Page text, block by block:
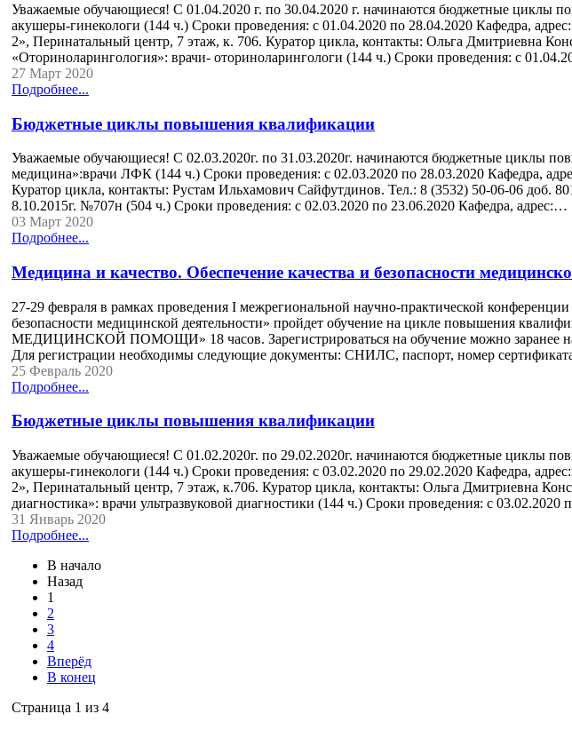
Уважаемые обучающиеся! С 01.04.2020 г. по 30.04.2020 г. начинаются бюджетные циклы
акушеры-гинекологи (144 ч.) Сроки проведения: с 01.04.2020 по 28.04.2020 Кафедра,
2», Перинатальный центр, 7 этаж, к. 706. Куратор цикла, контакты: Ольга Дмитриевна
«Оториноларингология»: врачи- оториноларингологи (144 ч.) Сроки проведения: с
27 Март 2020
Подробнее...
Бюджетные циклы повышения квалификации
Уважаемые обучающиеся! С 02.03.2020г. по 31.03.2020г. начинаются бюджетные циклы
медицина»:врачи ЛФК (144 ч.) Сроки проведения: с 02.03.2020 по 28.03.2020 Кафедра,
Куратор цикла, контакты: Рустам Ильхамович Сайфутдинов. Тел.: 8 (3532) 50-06-06 доб.
8.10.2015г. №707н (504 ч.) Сроки проведения: с 02.03.2020 по 23.06.2020 Кафедра, адрес:…
03 Март 2020
Подробнее...
Медицина и качество. Обеспечение качества и безопасности
27-29 февраля в рамках проведения I межрегиональной научно-практической
безопасности медицинской деятельности» пройдет обучение на цикле повышения
МЕДИЦИНСКОЙ ПОМОЩИ» 18 часов. Зарегистрироваться на обучение можно заранее на
Для регистрации необходимы следующие документы: СНИЛС, паспорт, номер
25 Февраль 2020
Подробнее...
Бюджетные циклы повышения квалификации
Уважаемые обучающиеся! С 01.02.2020г. по 29.02.2020г. начинаются бюджетные циклы
акушеры-гинекологи (144 ч.) Сроки проведения: с 03.02.2020 по 29.02.2020 Кафедра,
2», Перинатальный центр, 7 этаж, к.706. Куратор цикла, контакты: Ольга Дмитриевна
диагностика»: врачи ультразвуковой диагностики (144 ч.) Сроки проведения: с
31 Январь 2020
Подробнее...
В начало
Назад
1
2
3
4
Вперёд
В конец
Страница 1 из 4